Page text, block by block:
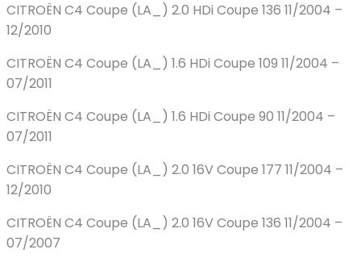
CITROËN C4 Coupe (LA_) 2.0 HDi Coupe 136 11/2004 –
12/2010
CITROËN C4 Coupe (LA_) 1.6 HDi Coupe 109 11/2004 –
07/2011
CITROËN C4 Coupe (LA_) 1.6 HDi Coupe 90 11/2004 –
07/2011
CITROËN C4 Coupe (LA_) 2.0 16V Coupe 177 11/2004 –
12/2010
CITROËN C4 Coupe (LA_) 2.0 16V Coupe 136 11/2004 –
07/2007